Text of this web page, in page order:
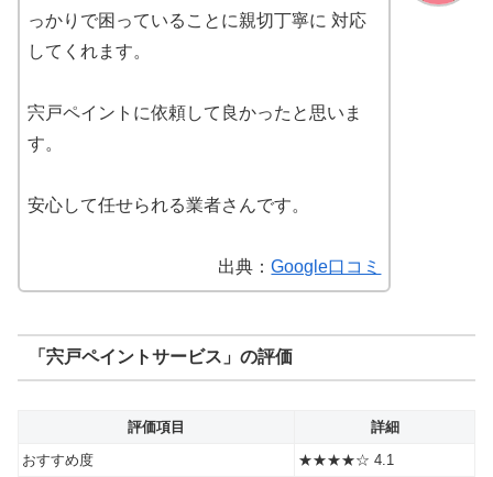
っかりで困っていることに親切丁寧に 対応
してくれます。
宍戸ペイントに依頼して良かったと思いま
す。
安心して任せられる業者さんです。
出典：Google口コミ
「宍戸ペイントサービス」の評価
評価項目
詳細
おすすめ度
★★★★☆ 4.1